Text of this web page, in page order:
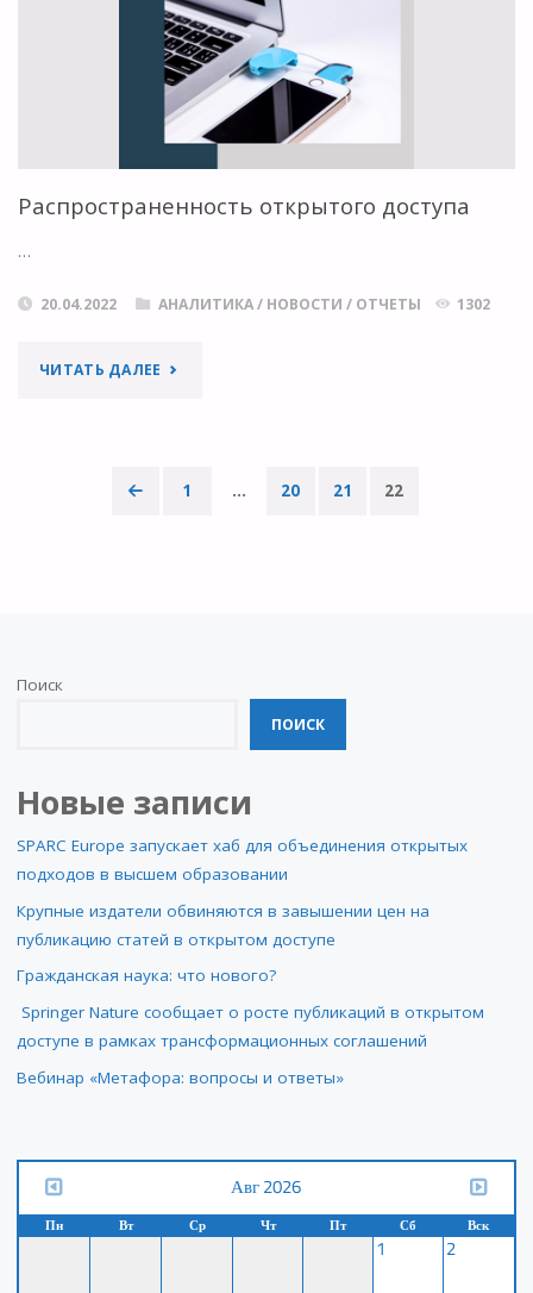
УНИВЕРСИТЕТОВ"
Распространенность открытого доступа
…
20.04.2022 АНАЛИТИКА/ НОВОСТИ / ОТЧЕТЫ 1302
ЧИТАТЬ ДАЛЕЕ "РАСПРОСТРАНЕННОСТЬ
1 … 20 21 22
Поиск
ПОИСК
Новые записи
SPARC Europe запускает хаб для объединения открытых
подходов в высшем образовании
Крупные издатели обвиняются в завышении цен на
публикацию статей в открытом доступе
Гражданская наука: что нового?
Springer Nature сообщает о росте публикаций в открытом
доступе в рамках трансформационных соглашений
Вебинар «Метафора: вопросы и ответы»
Авг 2026
Пн Вт Ср Чт Пт Сб Вск
1 2